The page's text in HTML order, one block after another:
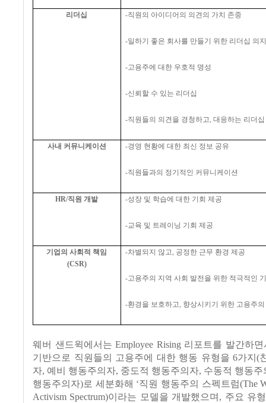
리더십 -직원의 아이디어의 의견의 가치 존중
-일하기 좋은 회사를 만들기 위한 리더십 의
-고용주에 대한 우호적 명성
-신뢰할 수 있는 리더십
-직원들의 의견을 경청하고,대응하는 리더십
사내 커뮤니케이션 -경영 현황에 대한 최신 정보 공유
-직원들과의 정기적인 커뮤니케이션
HR/직원 개발 -성장 및 학습에 대한 기회 제공
-교육 및 트레이닝 기회 제공
기업의 사회적 책임
(CSR)
-차별되지 않고, 공정한 근무 환경 제공
-고용주의 지역 사회 발전을 위한 적극적인
-환경을 보호하고, 향상시키기 위한 고용주
웨버 샌드윅에서는 Employee Rising 리포트를 발간하
기반으로 직원들의 고용주에 대한 행동 유형을 6가지(
자, 예비 행동주의자, 중도적 행동주의자, 수동적 행동
행동주의자)로 세분화해 ‘직원 행동주의 스펙트럼(The
Activism Spectrum)이라는 모델을 개발했으며, 주요 유